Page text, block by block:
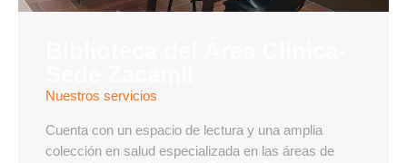
Nuestros servicios
Cuenta con un espacio de lectura y una amplia
colección en salud especializada en las áreas de